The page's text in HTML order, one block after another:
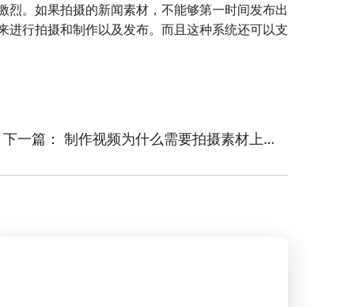
。如果拍摄的新闻素材，不能够第一时间发布出
行拍摄和制作以及发布。而且这种系统还可以支
下一篇： 制作视频为什么需要拍摄素材上云？